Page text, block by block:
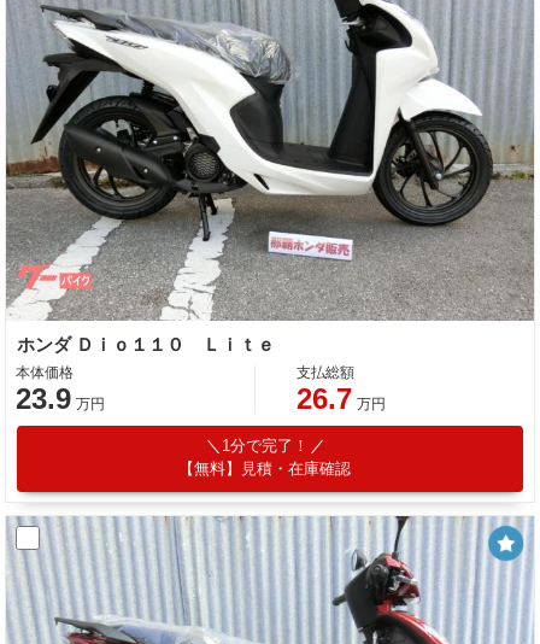
ホンダ Ｄｉｏ１１０ Ｌｉｔｅ
本体価格
23.9 万円
支払総額
26.7 万円
1分で完了！
【無料】見積・在庫確認